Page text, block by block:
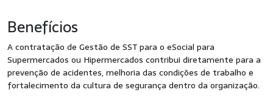
Benefícios
A contratação de Gestão de SST para o eSocial para
Supermercados ou Hipermercados contribui diretamente para a
prevenção de acidentes, melhoria das condições de trabalho e
fortalecimento da cultura de segurança dentro da organização.